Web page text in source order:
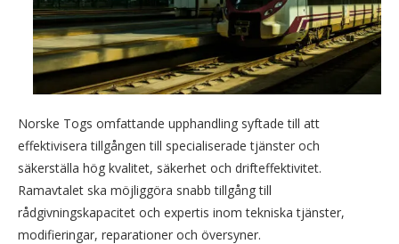
Norske Togs omfattande upphandling syftade till att
effektivisera tillgången till specialiserade tjänster och
säkerställa hög kvalitet, säkerhet och drifteffektivitet.
Ramavtalet ska möjliggöra snabb tillgång till
rådgivningskapacitet och expertis inom tekniska tjänster,
modifieringar, reparationer och översyner.